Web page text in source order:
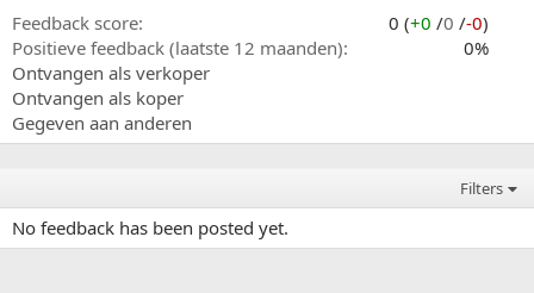
Feedback score
0 (+0 /0 /-0)
Positieve feedback (laatste 12 maanden)
0%
Ontvangen als verkoper
Ontvangen als koper
Gegeven aan anderen
Filters
No feedback has been posted yet.